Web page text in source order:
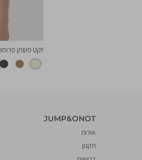
זקט פשתן פרומו
JUMP&ONOT
JUMP&ONOT
אודות
תקנון